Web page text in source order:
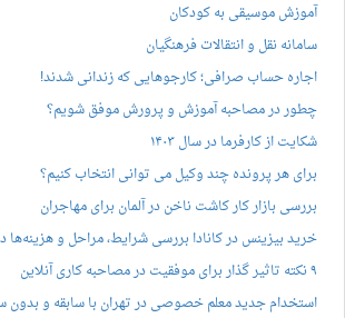
آموزش موسیقی به کودکان
سامانه نقل و انتقالات فرهنگیان
اجاره حساب صرافی؛ کارجوهایی که زندانی شدند!
چطور در مصاحبه‌ آموزش و پرورش موفق شویم؟
شکایت از کارفرما در سال ۱۴۰۳
برای هر پرونده چند وکیل می توانی انتخاب کنیم؟
بررسی بازار کار کاشت ناخن در آلمان برای مهاجران
خرید بیزینس در کانادا بررسی شرایط، مراحل و هزینه‌ها در
۹ نکته تاثیر گذار برای موفقیت در مصاحبه کاری آنلاین
استخدام جدید معلم خصوصی در تهران با سابقه و بدون